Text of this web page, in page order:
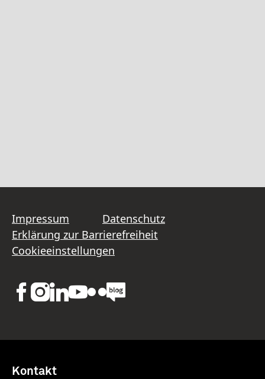
Impressum
Datenschutz
Erklärung zur Barrierefreiheit
Cookieeinstellungen
Kontakt